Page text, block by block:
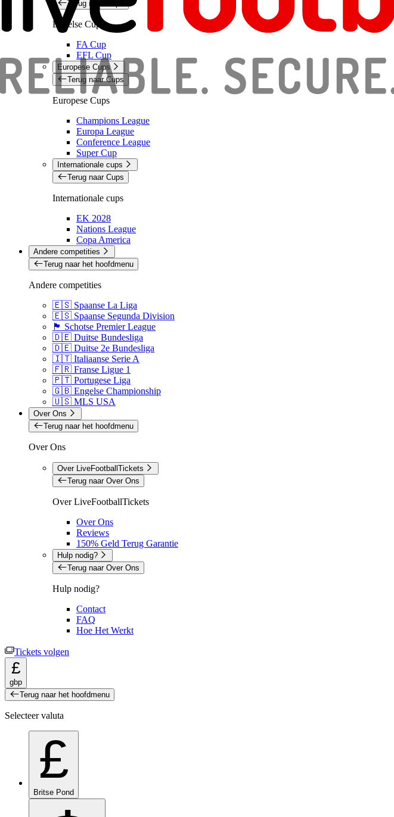
Terug naar Cups
Engelse Cups
FA Cup
EFL Cup
Europese Cups
Terug naar Cups
Europese Cups
Champions League
Europa League
Conference League
Super Cup
Internationale cups
Terug naar Cups
Internationale cups
EK 2028
Nations League
Copa America
Andere competities
Terug naar het hoofdmenu
Andere competities
🇪🇸 Spaanse La Liga
🇪🇸 Spaanse Segunda Division
🏴󠁧󠁢󠁳󠁣󠁴󠁿 Schotse Premier League
🇩🇪 Duitse Bundesliga
🇩🇪 Duitse 2e Bundesliga
🇮🇹 Italiaanse Serie A
🇫🇷 Franse Ligue 1
🇵🇹 Portugese Liga
🇬🇧 Engelse Championship
🇺🇸 MLS USA
Over Ons
Terug naar het hoofdmenu
Over Ons
Over LiveFootballTickets
Terug naar Over Ons
Over LiveFootballTickets
Over Ons
Reviews
150% Geld Terug Garantie
Hulp nodig?
Terug naar Over Ons
Hulp nodig?
Contact
FAQ
Hoe Het Werkt
Tickets volgen
£
gbp
Terug naar het hoofdmenu
Selecteer valuta
£
Britse Pond